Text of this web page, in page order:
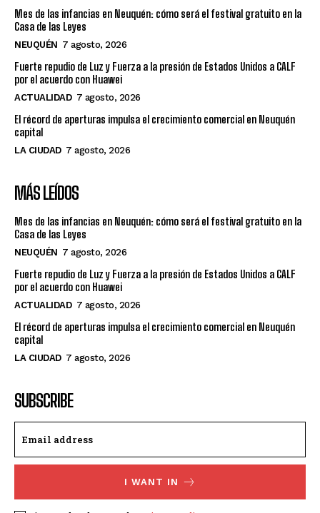
Mes de las infancias en Neuquén: cómo será el festival gratuito en la
Casa de las Leyes
NEUQUÉN 7 agosto, 2026
Fuerte repudio de Luz y Fuerza a la presión de Estados Unidos a CALF
por el acuerdo con Huawei
ACTUALIDAD 7 agosto, 2026
El récord de aperturas impulsa el crecimiento comercial en Neuquén
capital
LA CIUDAD 7 agosto, 2026
MÁS LEÍDOS
Mes de las infancias en Neuquén: cómo será el festival gratuito en la
Casa de las Leyes
NEUQUÉN 7 agosto, 2026
Fuerte repudio de Luz y Fuerza a la presión de Estados Unidos a CALF
por el acuerdo con Huawei
ACTUALIDAD 7 agosto, 2026
El récord de aperturas impulsa el crecimiento comercial en Neuquén
capital
LA CIUDAD 7 agosto, 2026
SUBSCRIBE
I WANT IN